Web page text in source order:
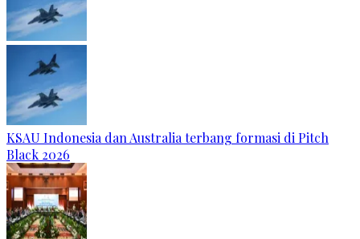
KSAU Indonesia dan Australia terbang formasi di Pitch
Black 2026